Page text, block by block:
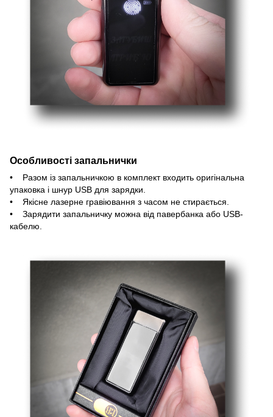
Особливості запальнички
• Разом із запальничкою в комплект входить оригінальна
упаковка і шнур USB для зарядки.
• Якісне лазерне гравіювання з часом не стирається.
• Зарядити запальничку можна від павербанка або USB-
кабелю.